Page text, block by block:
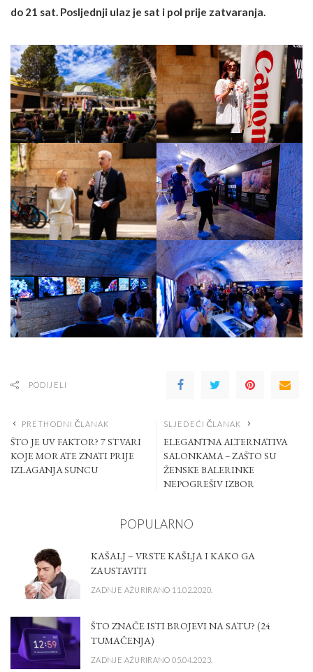
do 21 sat. Posljednji ulaz je sat i pol prije zatvaranja.
PODIJELI
PRETHODNI ČLANAK
ŠTO JE UV FAKTOR? 7 STVARI
KOJE MORATE ZNATI PRIJE
IZLAGANJA SUNCU
SLJEDEĆI ČLANAK
ELEGANTNA ALTERNATIVA
SALONKAMA – ZAŠTO SU
ŽENSKE BALERINKE
NEPOGREŠIV IZBOR
POPULARNO
KAŠALJ – VRSTE KAŠLJA I KAKO GA
ZAUSTAVITI
ZADNJE AŽURIRANO 11.02.2020.
ŠTO ZNAČE ISTI BROJEVI NA SATU? (24
TUMAČENJA)
ZADNJE AŽURIRANO 05.04.2023.